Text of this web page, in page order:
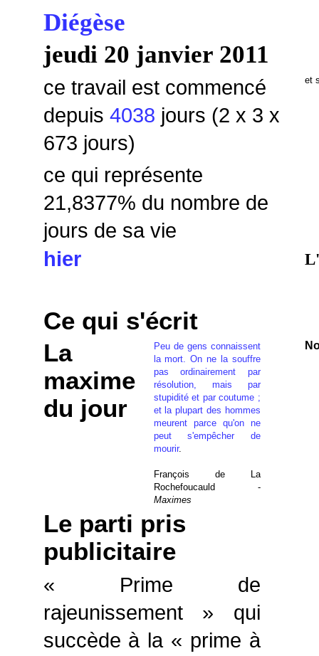
Diégèse
jeudi 20 janvier 2011
ce travail est commencé
depuis 4038 jours (2 x 3 x
673 jours)
et
ce qui représente
21,8377% du nombre de
jours de sa vie
hier
Ce qui s'écrit
La
maxime
du jour
Peu de gens connaissent
la mort. On ne la souffre
pas ordinairement par
résolution, mais par
stupidité et par coutume ;
et la plupart des hommes
meurent parce qu'on ne
peut s'empêcher de
mourir.
François de La
Rochefoucauld -
Maximes
Le parti pris
publicitaire
« Prime de
rajeunissement » qui
succède à la « prime à